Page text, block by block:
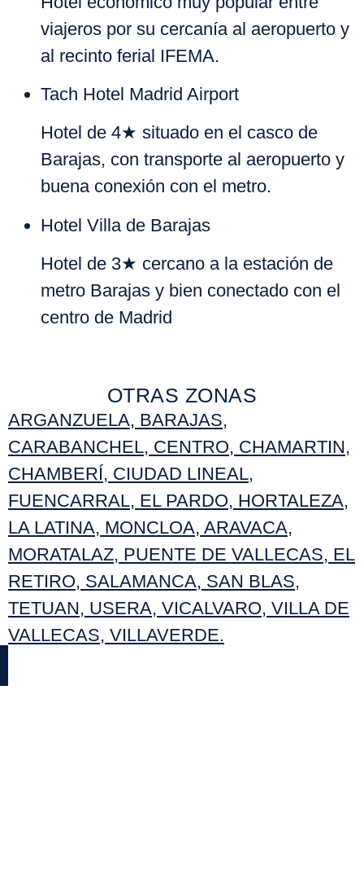
viajeros por su cercanía al aeropuerto y
al recinto ferial IFEMA.
Tach Hotel Madrid Airport
Hotel de 4★ situado en el casco de
Barajas, con transporte al aeropuerto y
buena conexión con el metro.
Hotel Villa de Barajas
Hotel de 3★ cercano a la estación de
metro Barajas y bien conectado con el
centro de Madrid
OTRAS ZONAS
ARGANZUELA, BARAJAS,
CARABANCHEL, CENTRO, CHAMARTIN,
CHAMBERÍ, CIUDAD LINEAL,
FUENCARRAL, EL PARDO, HORTALEZA,
LA LATINA, MONCLOA, ARAVACA,
MORATALAZ, PUENTE DE VALLECAS, EL
RETIRO, SALAMANCA, SAN BLAS,
TETUAN, USERA, VICALVARO, VILLA DE
VALLECAS, VILLAVERDE.